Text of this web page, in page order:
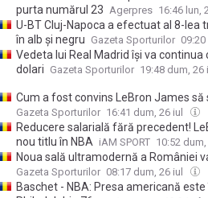
purta numărul 23 Agerpres 16:46 lun,
U-BT Cluj-Napoca a efectuat al 8-lea
în alb și negru Gazeta Sporturilor 09:20
Vedeta lui Real Madrid își va
dolari Gazeta Sporturilor 19:48 dum, 26
Cum a fost convins LeBron James
Gazeta Sporturilor 16:41 dum, 26 iul
Reducere salarială fără precedent!
nou titlu în NBA iAM SPORT 10:52
Noua sală ultramodernă a României
ghici primul meci care va fi găzduit
Gazeta Sporturilor 08:17 dum, 26 iul
Baschet - NBA: Presa americană